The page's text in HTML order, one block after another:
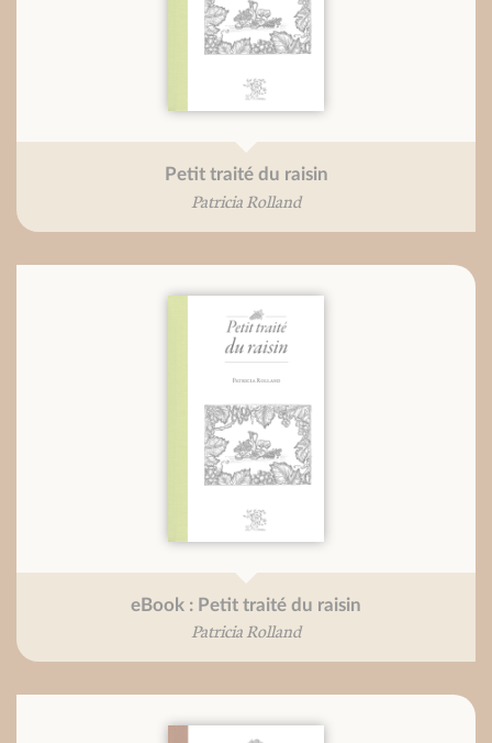
Petit traité du raisin
Patricia Rolland
eBook : Petit traité du raisin
Patricia Rolland